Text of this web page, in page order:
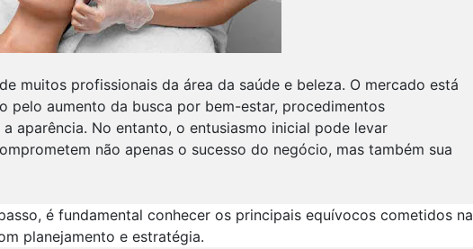
muitos profissionais da área da saúde e beleza. O mercado está
pelo aumento da busca por bem-estar, procedimentos
aparência. No entanto, o entusiasmo inicial pode levar
não apenas o sucesso do negócio, mas também sua
é fundamental conhecer os principais equívocos cometidos na
planejamento e estratégia.